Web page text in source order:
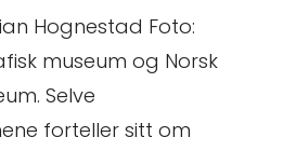
Hognestad Foto:
museum og Norsk
Selve
forteller sitt om